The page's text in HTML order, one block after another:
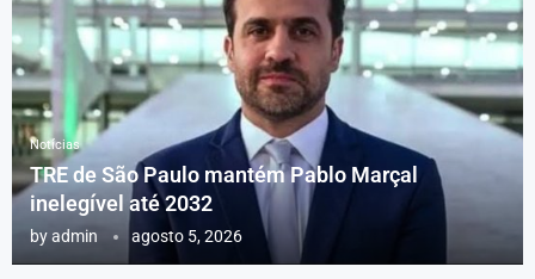
Notícias
TRE de São Paulo mantém Pablo Marçal
inelegível até 2032
byadmin agosto 5, 2026